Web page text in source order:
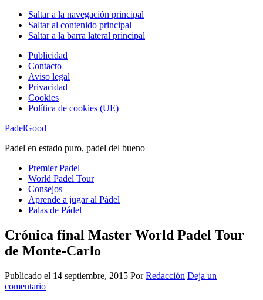
Saltar a la navegación principal
Saltar al contenido principal
Saltar a la barra lateral principal
Publicidad
Contacto
Aviso legal
Privacidad
Cookies
Política de cookies (UE)
PadelGood
Padel en estado puro, padel del bueno
Premier Padel
World Padel Tour
Consejos
Aprende a jugar al Pádel
Palas de Pádel
Crónica final Master World Padel Tour
de Monte-Carlo
Publicado el 14 septiembre, 2015 PorRedacción Deja un
comentario